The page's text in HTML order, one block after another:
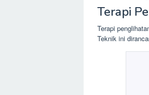
Terapi
Terapi
Teknik ini